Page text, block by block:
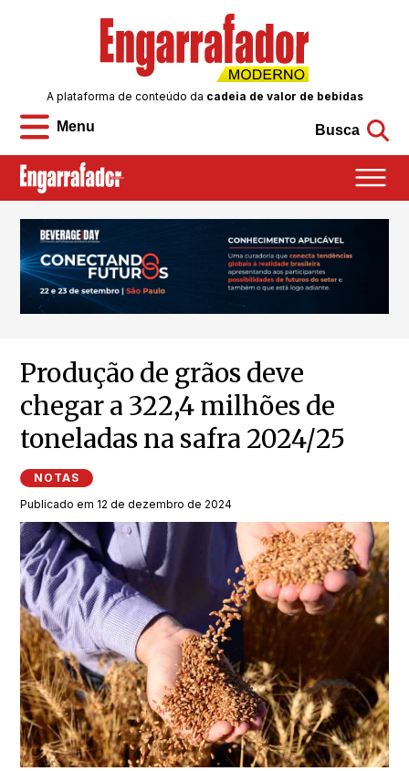
Menu
A plataforma de conteúdo da cadeia de valor de bebidas
Busca
Produção de grãos deve
chegar a 322,4 milhões de
toneladas na safra 2024/25
NOTAS
Publicado em 12 de dezembro de 2024